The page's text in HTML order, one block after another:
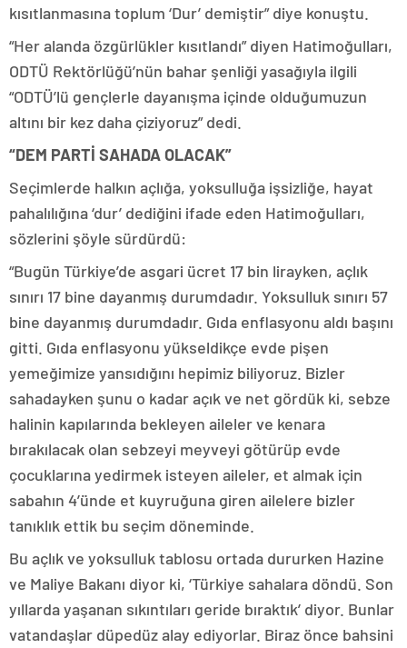
kısıtlanmasına toplum ‘Dur’ demiştir” diye konuştu.
“Her alanda özgürlükler kısıtlandı” diyen Hatimoğulları,
ODTÜ Rektörlüğü’nün bahar şenliği yasağıyla ilgili
“ODTÜ’lü gençlerle dayanışma içinde olduğumuzun
altını bir kez daha çiziyoruz” dedi.
“DEM PARTİ SAHADA OLACAK”
Seçimlerde halkın açlığa, yoksulluğa işsizliğe, hayat
pahalılığına ‘dur’ dediğini ifade eden Hatimoğulları,
sözlerini şöyle sürdürdü:
“Bugün Türkiye’de asgari ücret 17 bin lirayken, açlık
sınırı 17 bine dayanmış durumdadır. Yoksulluk sınırı 57
bine dayanmış durumdadır. Gıda enflasyonu aldı başını
gitti. Gıda enflasyonu yükseldikçe evde pişen
yemeğimize yansıdığını hepimiz biliyoruz. Bizler
sahadayken şunu o kadar açık ve net gördük ki, sebze
halinin kapılarında bekleyen aileler ve kenara
bırakılacak olan sebzeyi meyveyi götürüp evde
çocuklarına yedirmek isteyen aileler, et almak için
sabahın 4’ünde et kuyruğuna giren ailelere bizler
tanıklık ettik bu seçim döneminde.
Bu açlık ve yoksulluk tablosu ortada dururken Hazine
ve Maliye Bakanı diyor ki, ‘Türkiye sahalara döndü. Son
yıllarda yaşanan sıkıntıları geride bıraktık’ diyor. Bunlar
vatandaşlar düpedüz alay ediyorlar. Biraz önce bahsini